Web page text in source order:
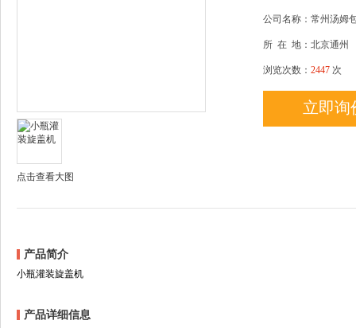
点击查看大图
公司名称：常州汤姆
所 在 地：北京通州
浏览次数： 2447 次
立即询
产品简介
小瓶灌装旋盖机
产品详细信息